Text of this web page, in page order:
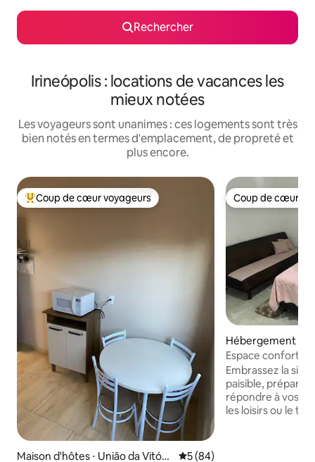
Rechercher
Irineópolis : locations de vacances les
mieux notées
Les voyageurs sont unanimes : ces logements sont très
bien notés en termes d'emplacement, de propreté et
plus encore.
Coups de cœur voyageurs les plus appréciés
Coup de cœur voyageurs
Maison d'hôtes ⋅ União da Vitóri
Évaluation moyenne sur la
5 (84)
Coup de cœur
Coup de cœur
Hébergement ⋅
ória
Espace
Embrassez la
paisible, préparé
répondre à vos
les loisirs ou le travail. À